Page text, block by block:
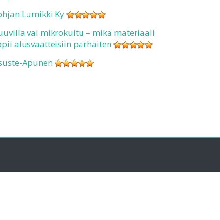
Lumikki Ky
vai mikrokuitu – mikä materiaali
alusvaatteisiin parhaiten
Apunen